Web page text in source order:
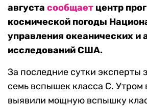
августа сообщает центр
космической погоды
управления океанических
исследований США.
За последние сутки эксперты
семь вспышек класса C. Утром
выявили мощную вспышку